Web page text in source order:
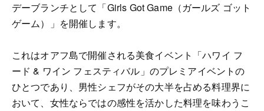
デーブランチとして「Girls Got Game（ガールズ ゴット
ゲーム）」を開催します。
これはオアフ島で開催される美食イベント「ハワイ フ
ード & ワイン フェスティバル」のプレミアイベントの
ひとつであり、男性シェフがその大半を占める料理界に
おいて、女性ならではの感性を活かした料理を味わうこ